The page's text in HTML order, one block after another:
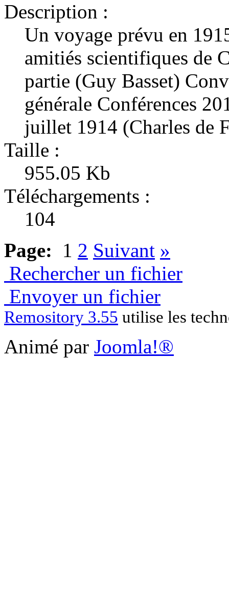
Description :
Un voyage prévu en
amitiés scientifiques de
partie (Guy Basset)
générale Conférences
juillet 1914 (Charles de
Taille :
955.05 Kb
Téléchargements :
104
Page:
1 2 Suivant »
Rechercher un fichier
Envoyer un fichier
Remository 3.55 utilise les
Animé par Joomla!®